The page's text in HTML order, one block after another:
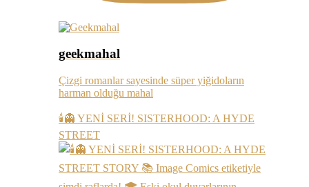
geekmahal
Çizgi romanlar sayesinde süper yiğidoların
harman olduğu mahal
🕯️👻 YENİ SERİ! SISTERHOOD: A HYDE
STREET